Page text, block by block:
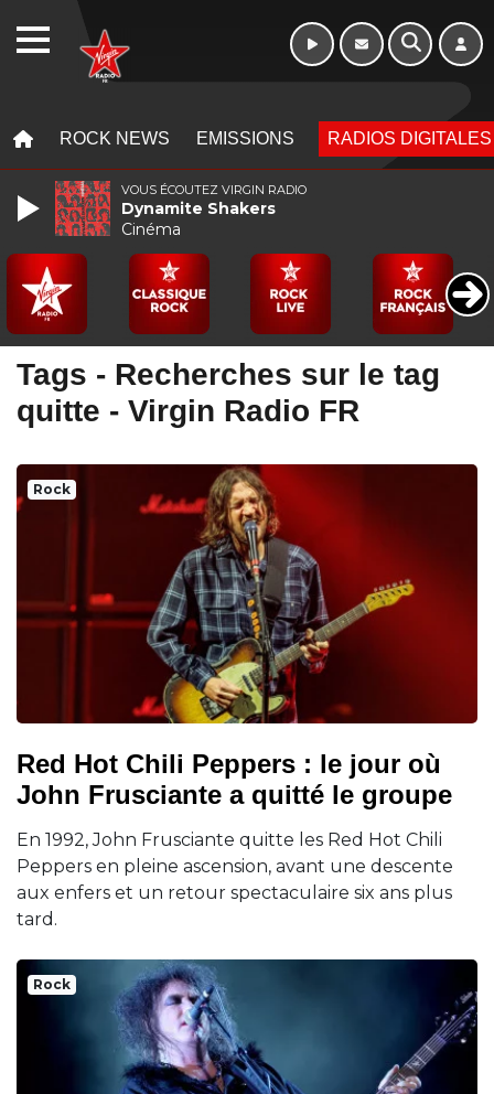
ROCK NEWS EMISSIONS RADIOS DIGITALES
Tags - Recherches sur le tag
quitte - Virgin Radio FR
Rock
Red Hot Chili Peppers : le jour où
John Frusciante a quitté le groupe
En 1992, John Frusciante quitte les Red Hot Chili
Peppers en pleine ascension, avant une descente
aux enfers et un retour spectaculaire six ans plus
tard.
Rock
VOUS ÉCOUTEZ VIRGIN RADIO
Dynamite Shakers
Cinéma
WEBRADIO